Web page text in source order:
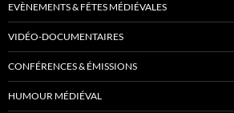
EVÈNEMENTS & FÊTES MÉDIÉVALES
VIDÉO-DOCUMENTAIRES
CONFÉRENCES & ÉMISSIONS
HUMOUR MÉDIÉVAL